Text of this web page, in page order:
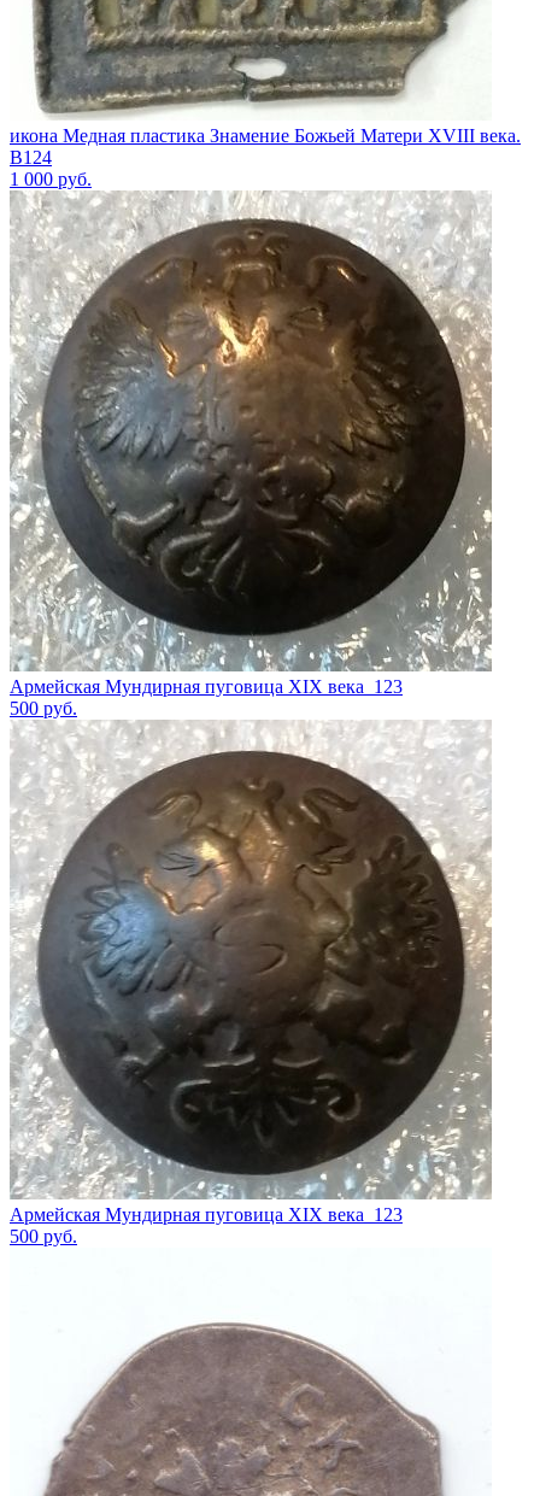
икона Медная пластика Знамение Божьей Матери XVIII века.
В124
1 000 руб.
Армейская Мундирная пуговица XIX века_123
500 руб.
Армейская Мундирная пуговица XIX века_123
500 руб.